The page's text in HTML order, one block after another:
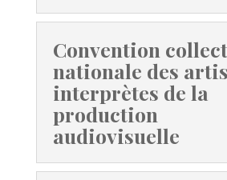
Convention
nationale des
interprètes de la
production
audiovisuelle